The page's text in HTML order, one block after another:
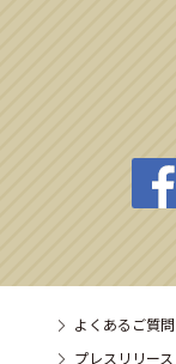
よくあるご質問
プレスリリース